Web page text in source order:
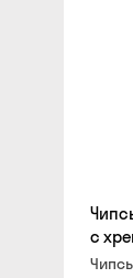
с